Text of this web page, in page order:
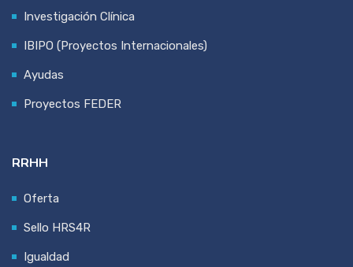
Investigación Clínica
IBIPO (Proyectos Internacionales)
Ayudas
Proyectos FEDER
RRHH
Oferta
Sello HRS4R
Igualdad